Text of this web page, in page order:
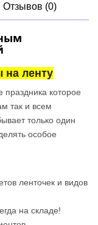
Отзывов (0)
на ленту
которое
так и всем
только один
особое
ленточек и видов
на складе!